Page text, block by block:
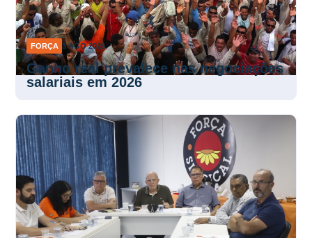
FORÇA 3 AGO 2026
Ganho real prevalece nas negociações
salariais em 2026